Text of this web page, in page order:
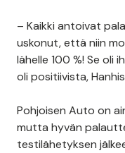
– Kaikki antoivat
uskonut, että niin
lähelle 100 %! Se oli
oli positiivista,
Pohjoisen Auto on
mutta hyvän
testilähetyksen